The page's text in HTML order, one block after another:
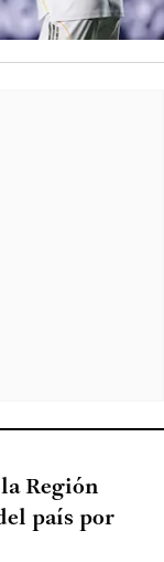
Región
país por